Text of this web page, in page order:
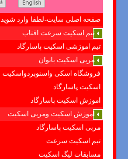
صفحه اصلی سایت-لطفا وارد شوید
تیم اسکیت سرعت افتاب
تیم اموزشی اسکیت پاسارگاد
مربی اسکیت بانوان
فروشگاه اسکی واسنوبردواسکیت
اسکیت پاسارگاد
اموزش اسکیت پاسارگاد
اموزش اسکیت ومربی اسکیت
مربی اسکیت پاسارگاد
تیم اسکیت سرعت
مسابقات لیگ اسکیت